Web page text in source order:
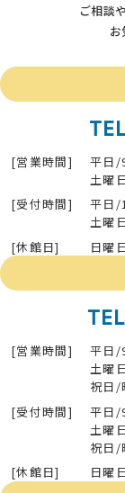
ご相談
[営業時間]
平日/
土曜
[受付時間]
平日/
土曜
[休館日]
日曜
TEL
[営業時間]
平日/
土曜
祝日/
[受付時間]
平日/
土曜
祝日/
[休館日]
日曜